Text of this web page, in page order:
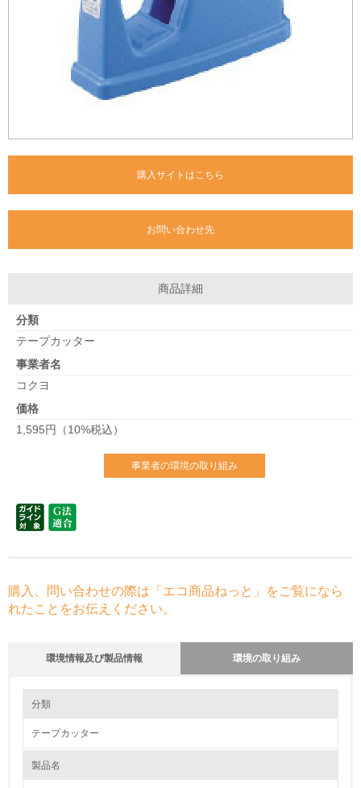
購入サイトはこちら
お問い合わせ先
商品詳細
分類
テープカッター
事業者名
コクヨ
価格
1,595円（10%税込）
事業者の環境の取り組み
購入、問い合わせの際は「エコ商品ねっと」をご覧になら
れたことをお伝えください。
環境情報及び製品情報 環境の取り組み
1.環境取り組み体制
分類
テープカッター
製品名